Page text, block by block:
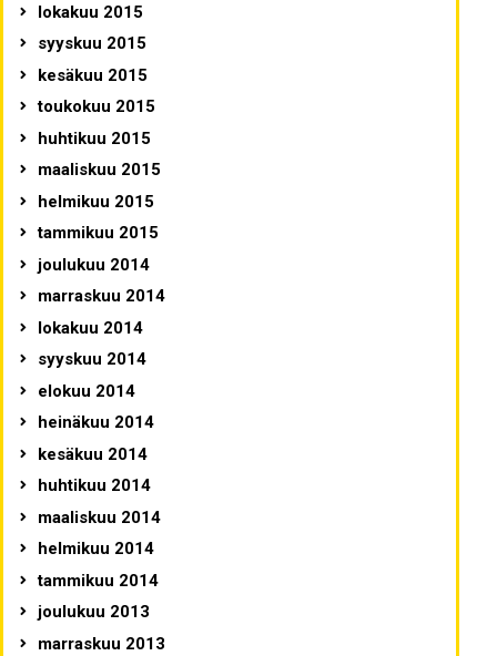
lokakuu 2015
syyskuu 2015
kesäkuu 2015
toukokuu 2015
huhtikuu 2015
maaliskuu 2015
helmikuu 2015
tammikuu 2015
joulukuu 2014
marraskuu 2014
lokakuu 2014
syyskuu 2014
elokuu 2014
heinäkuu 2014
kesäkuu 2014
huhtikuu 2014
maaliskuu 2014
helmikuu 2014
tammikuu 2014
joulukuu 2013
marraskuu 2013